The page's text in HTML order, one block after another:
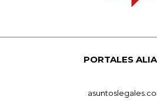
PORTALES